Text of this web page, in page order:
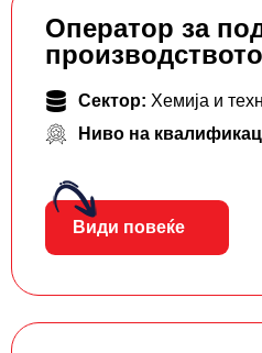
Оператор за
производството
Сектор: Хемија и
Ниво на
Види повеќе